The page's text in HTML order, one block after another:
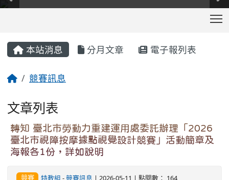
本站消息 分月文章 電子報列表
競賽訊息
文章列表
轉知 臺北市勞動力重建運用處委託辦理「2026
臺北市視障按摩據點視覺設計競賽」活動簡章及
海報各1份，詳如說明
競賽 特教組 -競賽訊息 | 2026-05-11 | 點閱數： 164